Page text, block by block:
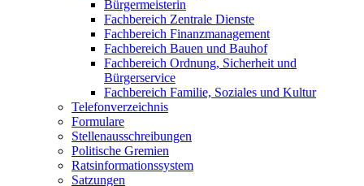
Bürgermeisterin
Fachbereich Zentrale Dienste
Fachbereich Finanzmanagement
Fachbereich Bauen und Bauhof
Fachbereich Ordnung, Sicherheit und
Bürgerservice
Fachbereich Familie, Soziales und Kultur
Telefonverzeichnis
Formulare
Stellenausschreibungen
Politische Gremien
Ratsinformationssystem
Satzungen